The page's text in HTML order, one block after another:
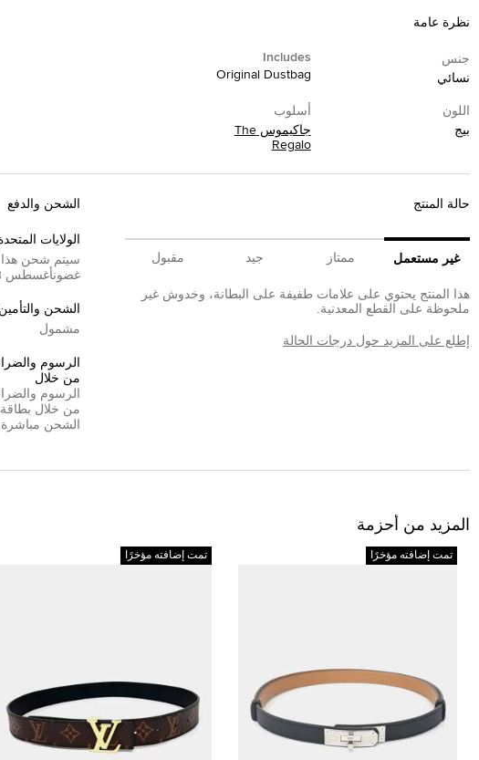
نظرة عامة
جنس
نسائي
Includes
Original Dustbag
اللون
بيج
أسلوب
جاكيموس The
Regalo
حالة المنتج
غير مستعمل ممتاز جيد مقبول
هذا المنتج يحتوي على علامات طفيفة على البطانة، وخدوش غير
ملحوظة على القطع المعدنية.
إطلع على المزيد حول درجات الحالة
الشحن والدفع
الولايات
سيتم شحن هذا
غضونأغسطس 13, 2026
الشحن
مشمول
الرسوم
من خلال
الرسوم
من خلال بطاقة
الشحن
المزيد من أحزمة
تمت إضافته مؤخرًا تمت إضافته مؤخرًا